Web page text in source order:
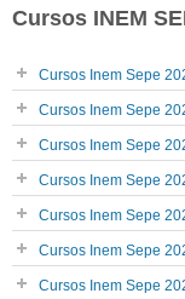
Cursos INEM
Cursos Inem Sepe
Cursos Inem Sepe
Cursos Inem Sepe
Cursos Inem Sepe
Cursos Inem Sepe
Cursos Inem Sepe
Cursos Inem Sepe